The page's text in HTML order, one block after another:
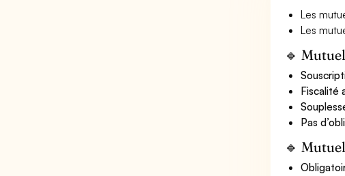
Les
Les
🔹
Fiscalité
Pas
🔹